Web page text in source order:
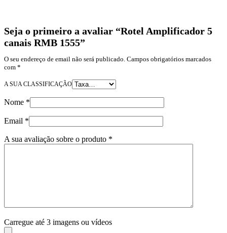
Seja o primeiro a avaliar “Rotel Amplificador 5
canais RMB 1555”
O seu endereço de email não será publicado. Campos obrigatórios marcados
com *
A SUA CLASSIFICAÇÃO
Nome *
Email *
A sua avaliação sobre o produto *
Carregue até 3 imagens ou vídeos